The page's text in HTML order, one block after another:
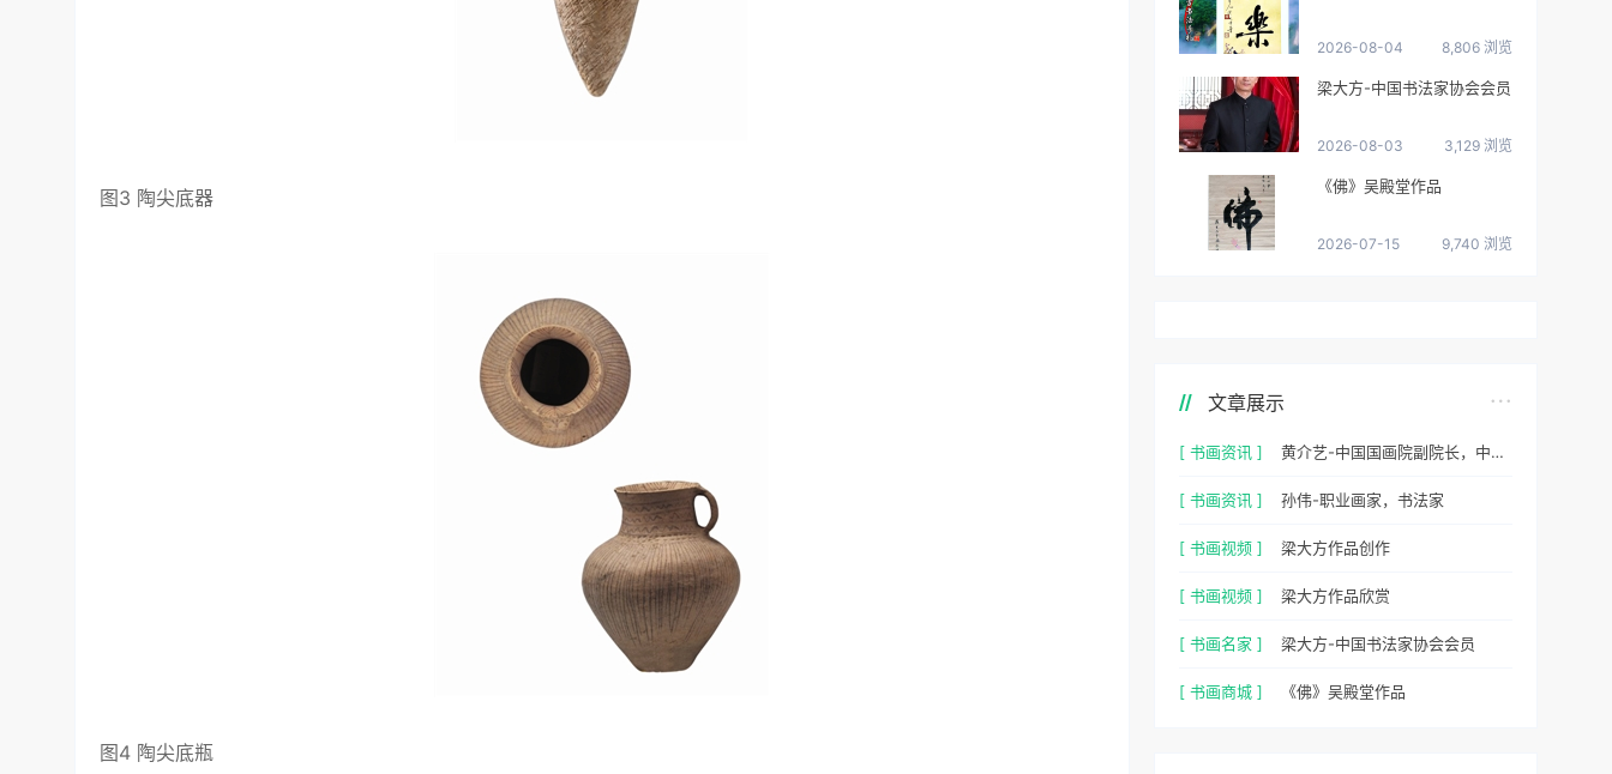
图3 陶尖底器
图4 陶尖底瓶
2026-08-04 8,806 浏览
梁大方-中国书法家协会会员
2026-08-03 3,129 浏览
《佛》吴殿堂作品
2026-07-15 9,740 浏览
文章展示
[ 书画资讯 ] 黄介艺-中国国画院副院长，中国民间书画家协会副主席
[ 书画资讯 ] 孙伟-职业画家，书法家
[ 书画视频 ] 梁大方作品创作
[ 书画视频 ] 梁大方作品欣赏
[ 书画名家 ] 梁大方-中国书法家协会会员
[ 书画商城 ] 《佛》吴殿堂作品